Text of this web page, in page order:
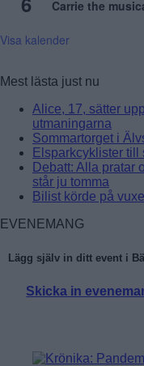
Carrie the
Visa kalender
Mest lästa just nu
Alice, 17, sätter
utmaningarna
Sommartorget i
Elsparkcyklister till
Debatt: Alla pratar
står ju tomma
Bilist körde på
EVENEMANG
Lägg själv in ditt event i
Skicka in